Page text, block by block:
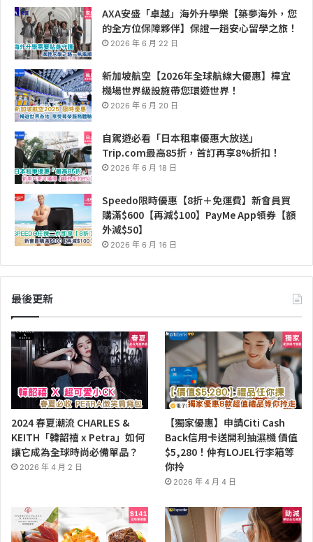
AXA安盛「卓越」海外升學樂【築夢海外，您
的全方位保障夥伴】保證一趟安心留學之旅！
2026 年 6 月 22 日
新加坡航空【2026年全球航線大優惠】樟宜
機場世界級設施帶您環遊世界！
2026 年 6 月 20 日
自駕遊必看「日本租車優惠大放送」
Trip.com最高85折，首訂再享8%折扣！
2026 年 6 月 18 日
Speedo限時優惠【8折＋免運費】新會員買
購滿$600【再減$100】PayMe App領券【額
外減$50】
2026 年 6 月 16 日
最後更新
2024 春夏潮流 CHARLES &
KEITH「韓韶禧 x Petra」如何
讓它成為全球時尚必備單品？
2026 年 4 月 2 日
【獨家優惠】申請Citi Cash
Back信用卡送開利抽濕機 價值
$5,280！仲有LOJEL行李箱等
你拎
2026 年 4 月 4 日